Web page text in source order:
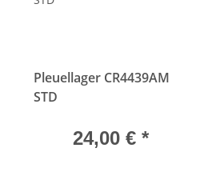
Pleuellager CR4439AM
STD
24,00 € *